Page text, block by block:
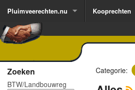
Pluimveerechten.nu Kooprechten
Zoeken
BTW/­Landbouw­reg
Categorie: